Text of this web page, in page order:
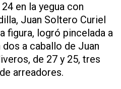
en la yegua con
Juan Soltero Curiel
figura, logró pincelada a
a caballo de Juan
de 27 y 25, tres
arreadores.